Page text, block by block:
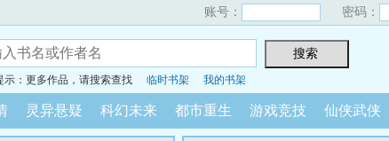
账号： 密码：
示：更多作品，请搜索查找 临时书架 我的书架
灵异悬疑 科幻未来 都市重生 游戏竞技 仙侠武侠